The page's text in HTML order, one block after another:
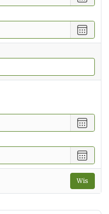
een
vanaf
een
tot
met
een
vanaf
een
datum
tot
en
Wis